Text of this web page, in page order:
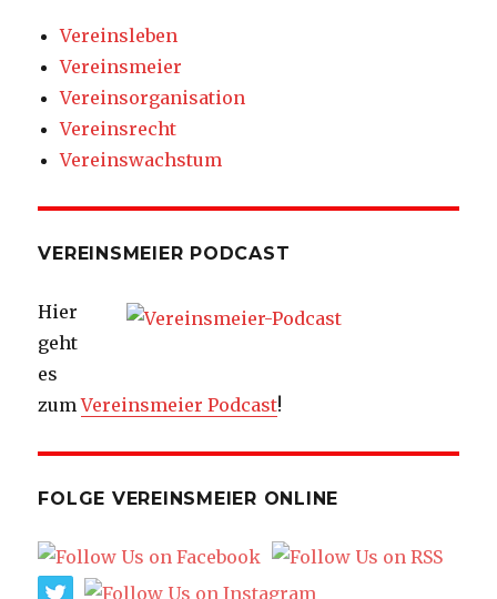
Vereinsleben
Vereinsmeier
Vereinsorganisation
Vereinsrecht
Vereinswachstum
VEREINSMEIER PODCAST
Hier
geht
es
zumVereinsmeier Podcast!
FOLGE VEREINSMEIER ONLINE